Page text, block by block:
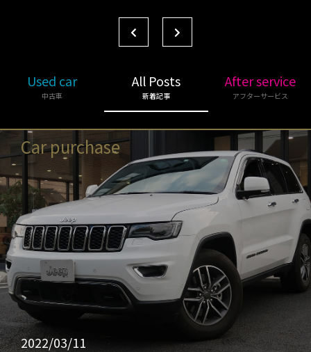
Used car
中古車
All Posts
新着記事
After service
アフターサービス
Car purchase
2022/03/11